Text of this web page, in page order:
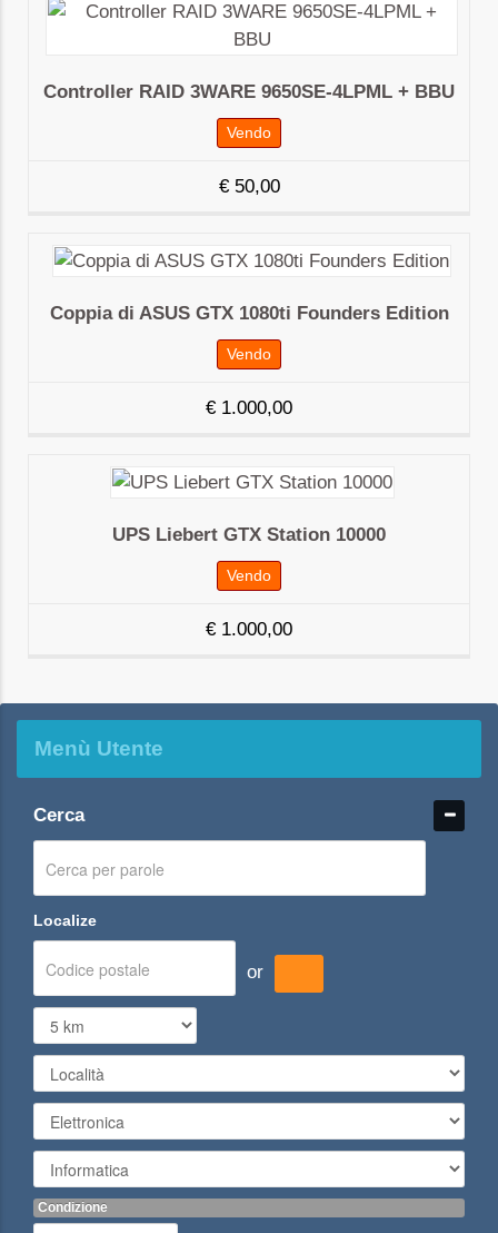
Controller RAID 3WARE 9650SE-4LPML + BBU
Vendo
€50,00
Coppia di ASUS GTX 1080ti Founders Edition
Vendo
€ 1.000,00
UPS Liebert GTX Station 10000
Vendo
€ 1.000,00
Menù Utente
Cerca
Localize
or
Condizione